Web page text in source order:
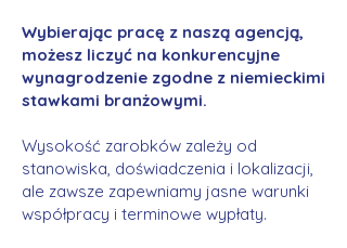
Wybierając pracę z naszą agencją,
możesz liczyć na konkurencyjne
wynagrodzenie zgodne z niemieckimi
stawkami branżowymi.
Wysokość zarobków zależy od
stanowiska, doświadczenia i lokalizacji,
ale zawsze zapewniamy jasne warunki
współpracy i terminowe wypłaty.